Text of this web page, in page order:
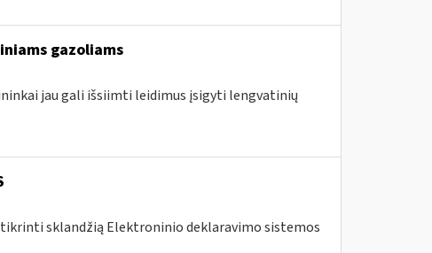
gazoliams
jau gali išsiimti leidimus įsigyti lengvatinių
sklandžią Elektroninio deklaravimo sistemos